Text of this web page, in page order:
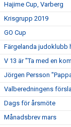
Hajime Cup, Varberg
Krisgrupp 2019
GO Cup
Färgelanda judoklubb
V 13 är "Ta med en
Jörgen Persson
Valberedningens
Dags för årsmöte
Månadsbrev mars